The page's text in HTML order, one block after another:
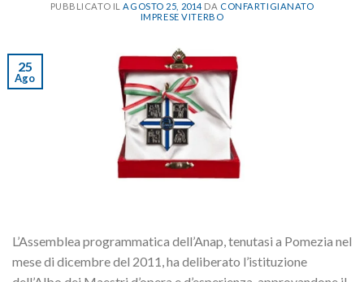
PUBBLICATO ILAGOSTO 25, 2014 DA CONFARTIGIANATO
IMPRESE VITERBO
25
Ago
L’Assemblea programmatica dell’Anap, tenutasi a Pomezia nel
mese di dicembre del 2011, ha deliberato l’istituzione